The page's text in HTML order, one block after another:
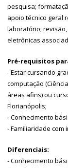
pesquisa;
apoio técnico geral
laboratório;
eletrônicas
Pré-requisitos
- Estar cursando
computação
áreas afins) ou
Florianópolis;
- Conhecimento
- Familiaridade
Diferenciais:
- Conhecimento